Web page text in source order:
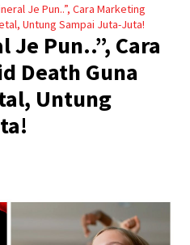
Je Pun..”, Cara Marketing
Untung Sampai Juta-Juta!
Je Pun..”, Cara
Death Guna
Untung